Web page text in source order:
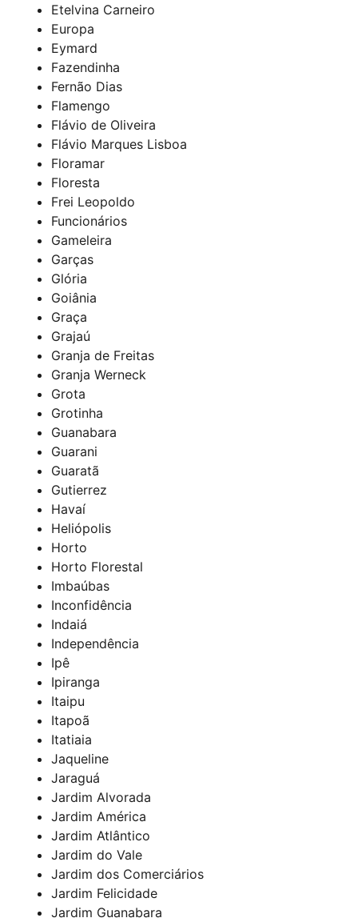
Etelvina Carneiro
Europa
Eymard
Fazendinha
Fernão Dias
Flamengo
Flávio de Oliveira
Flávio Marques Lisboa
Floramar
Floresta
Frei Leopoldo
Funcionários
Gameleira
Garças
Glória
Goiânia
Graça
Grajaú
Granja de Freitas
Granja Werneck
Grota
Grotinha
Guanabara
Guarani
Guaratã
Gutierrez
Havaí
Heliópolis
Horto
Horto Florestal
Imbaúbas
Inconfidência
Indaiá
Independência
Ipê
Ipiranga
Itaipu
Itapoã
Itatiaia
Jaqueline
Jaraguá
Jardim Alvorada
Jardim América
Jardim Atlântico
Jardim do Vale
Jardim dos Comerciários
Jardim Felicidade
Jardim Guanabara